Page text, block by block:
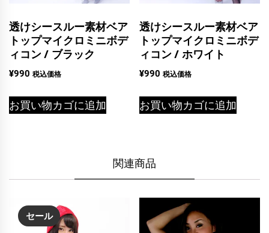
透けシースルー素材ベア
トップマイクロミニボデ
ィコン / ブラック
¥990 税込価格
お買い物カゴに追加
透けシースルー素材ベア
トップマイクロミニボデ
ィコン / ホワイト
¥990 税込価格
お買い物カゴに追加
関連商品
セール